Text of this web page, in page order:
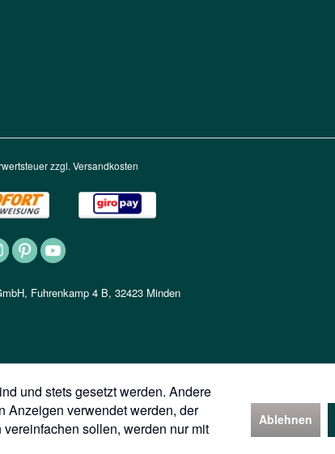
zzgl. Versandkosten
Fuhrenkamp 4 B, 32423 Minden
und stets gesetzt werden. Andere
Anzeigen verwendet werden, der
sollen, werden nur mit
Ablehnen